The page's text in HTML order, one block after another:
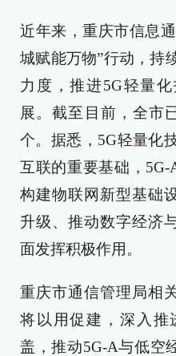
近年来，重庆市信息
城赋能万物”行动，持
力度，推进5G轻量
展。截至目前，全市
个。据悉，5G轻量化
互联的重要基础，
构建物联网新型基础
升级、推动数字经济
面发挥积极作用。
重庆市通信管理局相
将以用促建，深入推
盖，推动5G-A与低空